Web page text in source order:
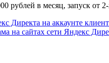
рублей в месяц, запуск от
Директа на аккаунте
на сайтах сети Яндекс